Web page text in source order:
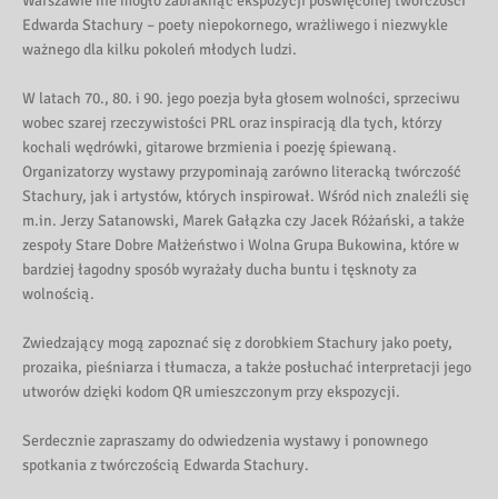
Edwarda Stachury – poety niepokornego, wrażliwego i niezwykle
ważnego dla kilku pokoleń młodych ludzi.
W latach 70., 80. i 90. jego poezja była głosem wolności, sprzeciwu
wobec szarej rzeczywistości PRL oraz inspiracją dla tych, którzy
kochali wędrówki, gitarowe brzmienia i poezję śpiewaną.
Organizatorzy wystawy przypominają zarówno literacką twórczość
Stachury, jak i artystów, których inspirował. Wśród nich znaleźli się
m.in. Jerzy Satanowski, Marek Gałązka czy Jacek Różański, a także
zespoły Stare Dobre Małżeństwo i Wolna Grupa Bukowina, które w
bardziej łagodny sposób wyrażały ducha buntu i tęsknoty za
wolnością.
Zwiedzający mogą zapoznać się z dorobkiem Stachury jako poety,
prozaika, pieśniarza i tłumacza, a także posłuchać interpretacji jego
utworów dzięki kodom QR umieszczonym przy ekspozycji.
Serdecznie zapraszamy do odwiedzenia wystawy i ponownego
spotkania z twórczością Edwarda Stachury.